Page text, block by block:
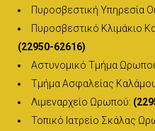
Πυροσβεστική Υπηρεσία
Πυροσβεστικό Κλιμάκιο
(22950-62616)
Αστυνομικό Τμήμα
Τμήμα Ασφαλείας
Λιμεναρχείο Ωρωπού:
Τοπικό Ιατρείο Σκάλας